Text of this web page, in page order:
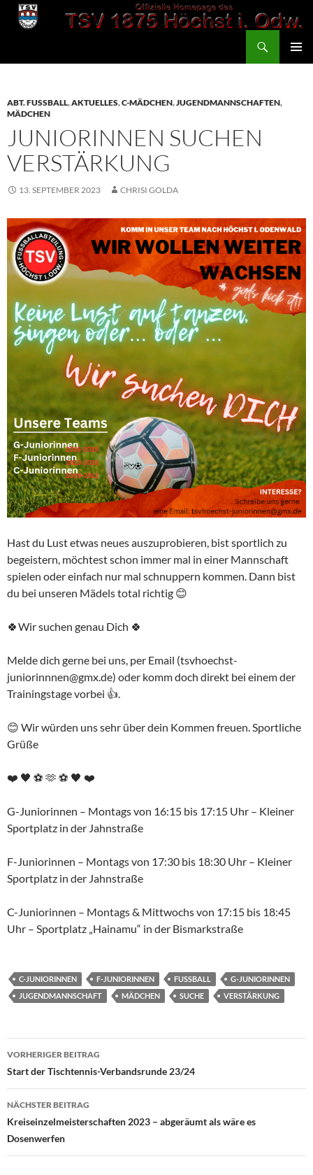
Zum
Inhalt
ABT. FUSSBALL ,AKTUELLES,C-MÄDCHEN,JUGENDMANNSCHAFTEN,
MÄDCHEN
JUNIORINNEN SUCHEN
VERSTÄRKUNG
13. SEPTEMBER 2023 CHRISI GOLDA
Hast du Lust etwas neues auszuprobieren, bist sportlich zu
begeistern, möchtest schon immer mal in einer Mannschaft
spielen oder einfach nur mal schnuppern kommen. Dann bist
du bei unseren Mädels total richtig 😊
🍀Wir suchen genau Dich 🍀
Melde dich gerne bei uns, per Email (tsvhoechst-
juniorinnnen@gmx.de) oder komm doch direkt bei einem der
Trainingstage vorbei 👍.
😊 Wir würden uns sehr über dein Kommen freuen. Sportliche
Grüße
❤️ 🖤 ⚽️ 🫶 ⚽️ 🖤 ❤️
G-Juniorinnen – Montags von 16:15 bis 17:15 Uhr – Kleiner
Sportplatz in der Jahnstraße
F-Juniorinnen – Montags von 17:30 bis 18:30 Uhr – Kleiner
Sportplatz in der Jahnstraße
C-Juniorinnen – Montags & Mittwochs von 17:15 bis 18:45
Uhr – Sportplatz „Hainamu“ in der Bismarkstraße
C-JUNIORINNEN F-JUNIORINNEN FUSSBALL
G-JUNIORINNEN
JUGENDMANNSCHAFT
MÄDCHEN SUCHE VERSTÄRKUNG
Beitragsnavigation
VORHERIGER BEITRAG
Start der Tischtennis-Verbandsrunde 23/24
NÄCHSTER BEITRAG
Kreiseinzelmeisterschaften 2023 – abgeräumt als wäre es
Dosenwerfen